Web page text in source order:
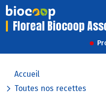
Floreal Biocoop
Accueil
Toutes nos recettes